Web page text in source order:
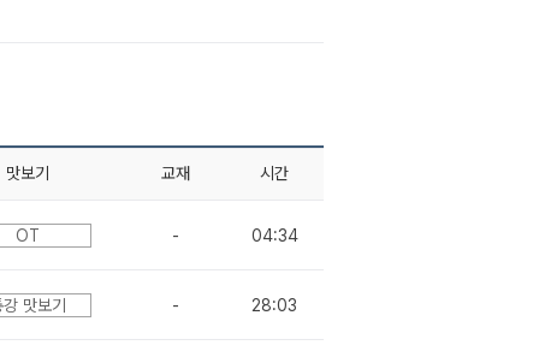
맛보기 교재 시간
OT - 04:34
강 맛보기 - 28:03